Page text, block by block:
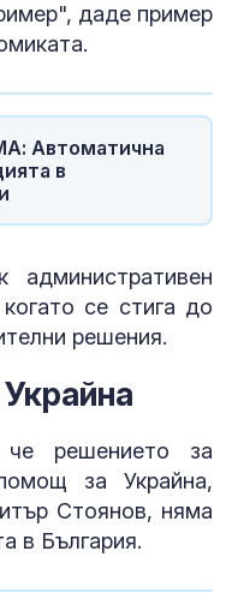
даде пример
Автоматична
в
се стига до
решения.
че решението за
за Украйна,
Стоянов, няма
в България.